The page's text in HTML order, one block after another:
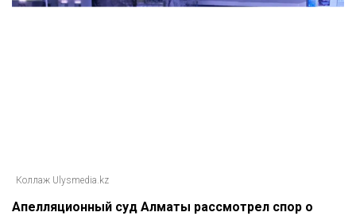
Коллаж Ulysmedia.kz
Апелляционный суд Алматы рассмотрел спор о